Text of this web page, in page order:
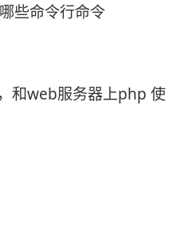
些命令行命令
和web服务器上php 使